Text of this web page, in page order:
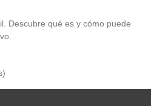
Descubre qué es y cómo puede